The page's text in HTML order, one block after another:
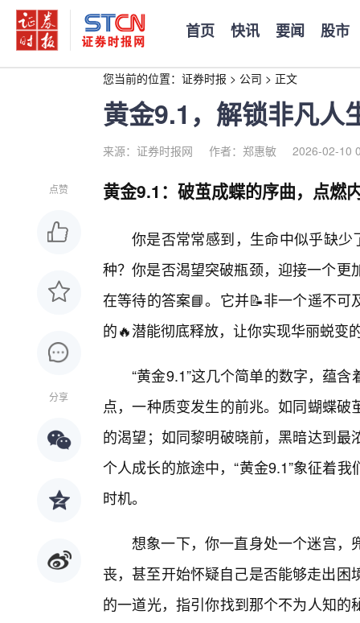
首页 快讯 要闻 股市
您当前的位置： 证券时报 > 公司 > 正文
黄金9.1，解锁非凡人
来源：证券时报网 作者：郑惠敏 2026-02-10
点赞
分享
黄金9.1：破茧成蝶的序曲，点燃
你是否常常感到，生命中似乎缺少
种？你是否渴望突破瓶颈，迎接一个更
在等待的答案📘。它并📝非一个遥不
的🔥潜能彻底释放，让你实现华丽蜕变
“黄金9.1”这几个简单的数字，蕴
点，一种质变发生的前兆。如同蝴蝶
的渴望；如同黎明破晓前，黑暗达到
个人成长的旅途中，“黄金9.1”象征着
时机。
想象一下，你一直身处一个迷宫，
丧，甚至开始怀疑自己是否能够走出困
的一道光，指引你找到那个不为人知